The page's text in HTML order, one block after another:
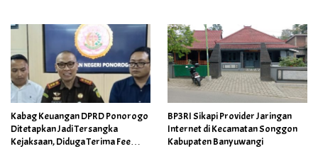
Kabag Keuangan DPRD Ponorogo
Ditetapkan Jadi Tersangka
Kejaksaan, Diduga Terima Fee
BP3RI Sikapi Provider Jaringan
Internet di Kecamatan Songgon
Kabupaten Banyuwangi